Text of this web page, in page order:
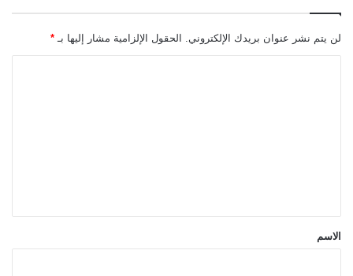
لن يتم نشر عنوان بريدك الإلكتروني. الحقول الإلزامية مشار إليها بـ *
*الاسم